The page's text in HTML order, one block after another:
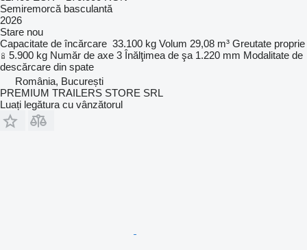
Semiremorcă basculantă
2026
Stare nou
Capacitate de încărcare 33.100 kg Volum 29,08 m³ Greutate proprie
5.900 kg Număr de axe 3 Înălţimea de şa 1.220 mm Modalitate de
descărcare din spate
România, București
PREMIUM TRAILERS STORE SRL
Luați legătura cu vânzătorul